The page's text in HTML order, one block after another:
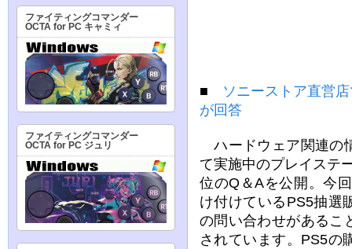
■ ソニーストア直営
が回答
ハードウェア関連の
て実施中のプレイステ
位のQ＆Aを公開。今
け付けているPS5抽選
の問い合わせがあるこ
されています。PS5の
ファイティングコマンダー
OCTA for PC キャミィ
ファイティングコマンダー
OCTA for PC ジュリ